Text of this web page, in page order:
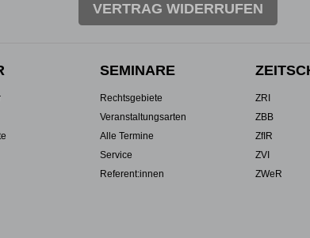
VERTRAG WIDERRUFEN
SEMINARE
Rechtsgebiete
Veranstaltungsarten
Alle Termine
Service
Referent:innen
ZRI
ZBB
ZfIR
ZVI
ZWeR